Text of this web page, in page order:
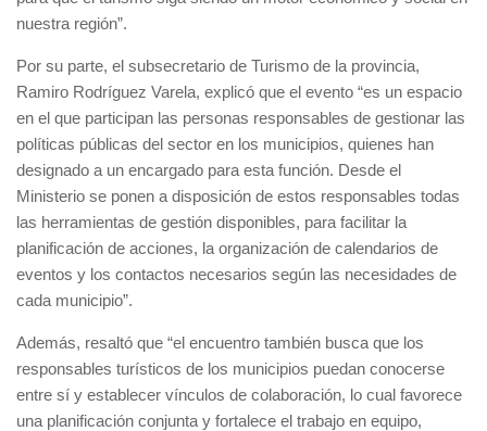
nuestra región”.
Por su parte, el subsecretario de Turismo de la provincia,
Ramiro Rodríguez Varela, explicó que el evento “es un espacio
en el que participan las personas responsables de gestionar las
políticas públicas del sector en los municipios, quienes han
designado a un encargado para esta función. Desde el
Ministerio se ponen a disposición de estos responsables todas
las herramientas de gestión disponibles, para facilitar la
planificación de acciones, la organización de calendarios de
eventos y los contactos necesarios según las necesidades de
cada municipio”.
Además, resaltó que “el encuentro también busca que los
responsables turísticos de los municipios puedan conocerse
entre sí y establecer vínculos de colaboración, lo cual favorece
una planificación conjunta y fortalece el trabajo en equipo,